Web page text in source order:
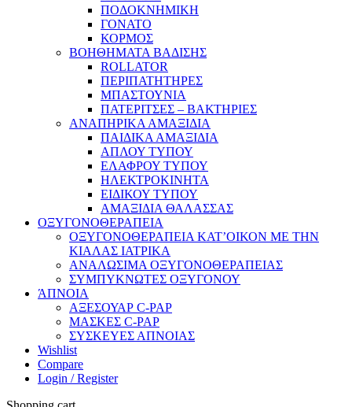
ΠΟΔΟΚΝΗΜΙΚΗ
ΓΟΝΑΤΟ
ΚΟΡΜΟΣ
ΒΟΗΘΗΜΑΤΑ ΒΑΔΙΣΗΣ
ROLLATOR
ΠΕΡΙΠΑΤΗΤΗΡΕΣ
ΜΠΑΣΤΟΥΝΙΑ
ΠΑΤΕΡΙΤΣΕΣ – ΒΑΚΤΗΡΙΕΣ
ΑΝΑΠΗΡΙΚΑ ΑΜΑΞΙΔΙΑ
ΠΑΙΔΙΚΑ ΑΜΑΞΙΔΙΑ
ΑΠΛΟΥ ΤΥΠΟΥ
ΕΛΑΦΡΟΥ ΤΥΠΟΥ
ΗΛΕΚΤΡΟΚΙΝΗΤΑ
ΕΙΔΙΚΟΥ ΤΥΠΟΥ
ΑΜΑΞΙΔΙΑ ΘΑΛΑΣΣΑΣ
ΟΞΥΓΟΝΟΘΕΡΑΠΕΙΑ
ΟΞΥΓΟΝΟΘΕΡΑΠΕΙΑ ΚΑΤ’ΟΙΚΟΝ ΜΕ ΤΗΝ
ΚΙΑΛΑΣ ΙΑΤΡΙΚΑ
ΑΝΑΛΩΣΙΜΑ ΟΞΥΓΟΝΟΘΕΡΑΠΕΙΑΣ
ΣΥΜΠΥΚΝΩΤΕΣ ΟΞΥΓΟΝΟΥ
ΆΠΝΟΙΑ
ΑΞΕΣΟΥΑΡ C-PAP
ΜΑΣΚΕΣ C-PAP
ΣΥΣΚΕΥΕΣ ΑΠΝΟΙΑΣ
Wishlist
Compare
Login / Register